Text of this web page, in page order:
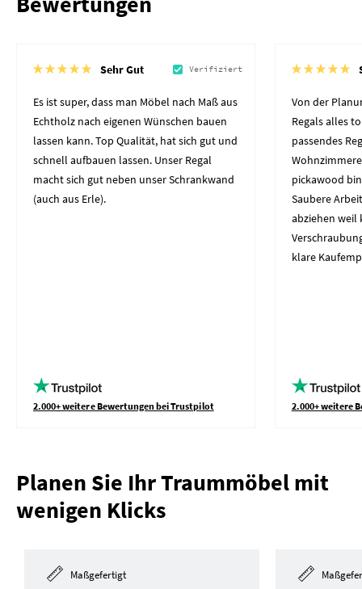
Sehr Gut Verifiziert
Es ist super, dass man Möbel nach Maß aus
Echtholz nach eigenen Wünschen bauen
lassen kann. Top Qualität, hat sich gut und
schnell aufbauen lassen. Unser Regal
macht sich gut neben unser Schrankwand
(auch aus Erle).
2.000+ weitere Bewertungen bei Trustpilot
Von der
Regals alles
passendes
pickawood
Saubere
abziehen weil
klare
2.000+ weitere
Planen Sie Ihr Traummöbel mit
wenigen Klicks
Maßgefertigt